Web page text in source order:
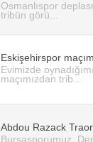
Osmanlıspor
tribün görü...
Eskişehirspor
Evimizde
maçımızdan trib...
Abdou Razack
Bursasporumuz,